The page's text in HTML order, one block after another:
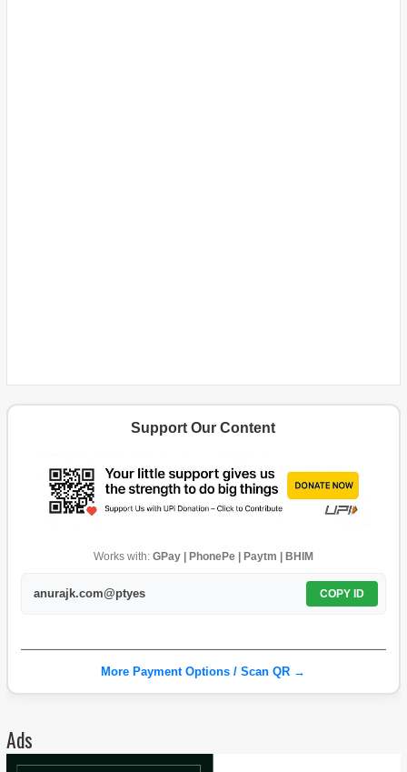
Support Our Content
Works with: GPay | PhonePe | Paytm | BHIM
anurajk.com@ptyes COPY ID
More Payment Options / Scan QR →
Ads